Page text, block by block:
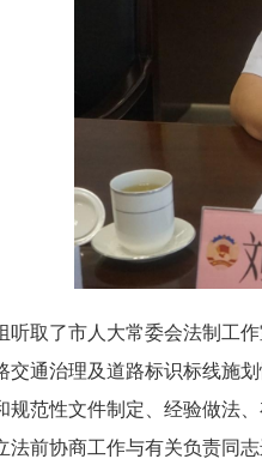
听取了市人大常委会法制工
交通治理及道路标识标线施
规范性文件制定、经验做法
法前协商工作与有关负责同志